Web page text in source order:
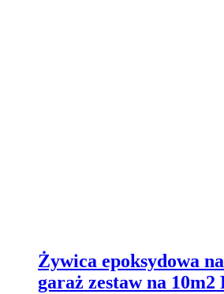
Żywica epoksydowa
garaż zestaw na 10m2